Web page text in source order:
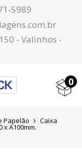
5989
- Valinhos -
0
Papelão Caixa
x A100mm.